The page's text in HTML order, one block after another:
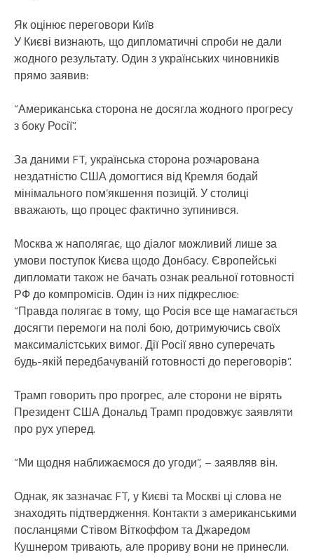
Як оцінює переговори Київ
У Києві визнають, що дипломатичні спроби не дали
жодного результату. Один з українських чиновників
прямо заявив:
“Американська сторона не досягла жодного прогресу
з боку Росії”.
За даними FT, українська сторона розчарована
нездатністю США домогтися від Кремля бодай
мінімального пом’якшення позицій. У столиці
вважають, що процес фактично зупинився.
Москва ж наполягає, що діалог можливий лише за
умови поступок Києва щодо Донбасу. Європейські
дипломати також не бачать ознак реальної готовності
РФ до компромісів. Один із них підкреслює:
“Правда полягає в тому, що Росія все ще намагається
досягти перемоги на полі бою, дотримуючись своїх
максималістських вимог. Дії Росії явно суперечать
будь-якій передбачуваній готовності до переговорів”.
Трамп говорить про прогрес, але сторони не вірять
Президент США Дональд Трамп продовжує заявляти
про рух уперед.
“Ми щодня наближаємося до угоди”, – заявляв він.
Однак, як зазначає FT, у Києві та Москві ці слова не
знаходять підтвердження. Контакти з американськими
посланцями Стівом Віткоффом та Джаредом
Кушнером тривають, але прориву вони не принесли.